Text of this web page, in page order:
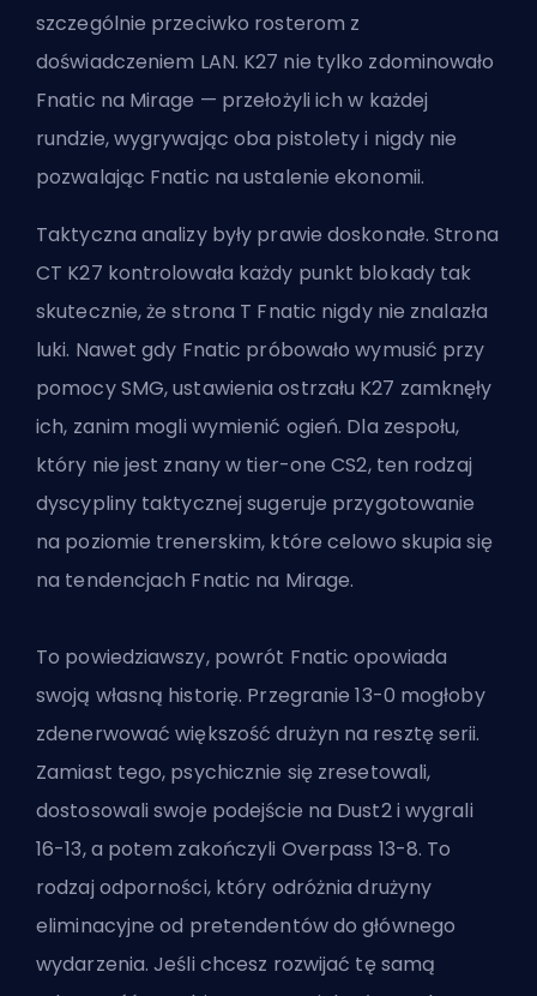
szczególnie przeciwko rosterom z
doświadczeniem LAN. K27 nie tylko zdominowało
Fnatic na Mirage — przełożyli ich w każdej
rundzie, wygrywając oba pistolety i nigdy nie
pozwalając Fnatic na ustalenie ekonomii.
Taktyczna analizy były prawie doskonałe. Strona
CT K27 kontrolowała każdy punkt blokady tak
skutecznie, że strona T Fnatic nigdy nie znalazła
luki. Nawet gdy Fnatic próbowało wymusić przy
pomocy SMG, ustawienia ostrzału K27 zamknęły
ich, zanim mogli wymienić ogień. Dla zespołu,
który nie jest znany w tier-one CS2, ten rodzaj
dyscypliny taktycznej sugeruje przygotowanie
na poziomie trenerskim, które celowo skupia się
na tendencjach Fnatic na Mirage.
To powiedziawszy, powrót Fnatic opowiada
swoją własną historię. Przegranie 13-0 mogłoby
zdenerwować większość drużyn na resztę serii.
Zamiast tego, psychicznie się zresetowali,
dostosowali swoje podejście na Dust2 i wygrali
16-13, a potem zakończyli Overpass 13-8. To
rodzaj odporności, który odróżnia drużyny
eliminacyjne od pretendentów do głównego
wydarzenia. Jeśli chcesz rozwijać tę samą